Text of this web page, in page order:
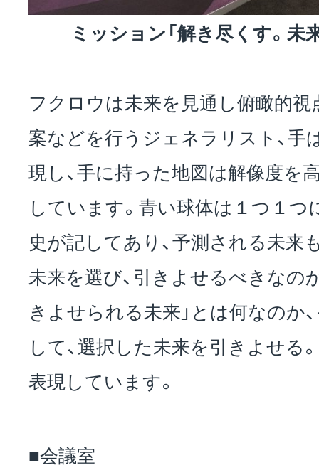
ミッション「解き尽くす。未
フクロウは未来を見通し俯瞰的視
案などを行うジェネラリスト、
現し、手に持った地図は解像度を
しています。青い球体は１つ１
史が記してあり、予測される未来
未来を選び、引きよせるべきなの
きよせられる未来」とは何なのか
して、選択した未来を引きよせる
表現しています。
■会議室